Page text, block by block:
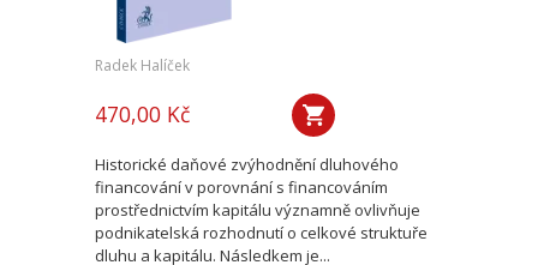
Radek Halíček
470,00 Kč
Historické daňové zvýhodnění dluhového
financování v porovnání s financováním
prostřednictvím kapitálu významně ovlivňuje
podnikatelská rozhodnutí o celkové struktuře
dluhu a kapitálu. Následkem je...